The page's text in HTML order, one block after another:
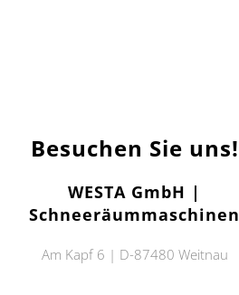
Besuchen Sie uns!
WESTA GmbH |
Schneeräummaschinen
Am Kapf 6 | D-87480 Weitnau